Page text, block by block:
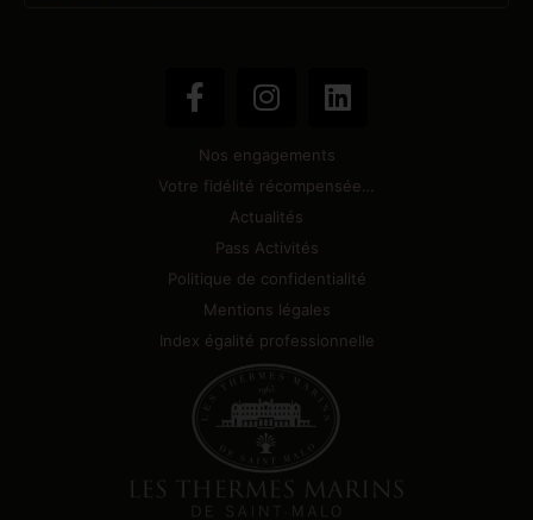
Nos engagements
Votre fidélité récompensée…
Actualités
Pass Activités
Politique de confidentialité
Mentions légales
Index égalité professionnelle